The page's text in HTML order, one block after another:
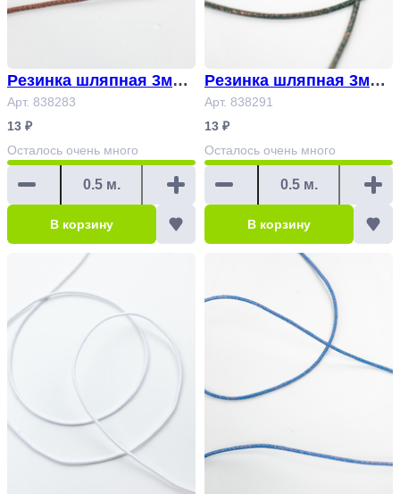
Резинка шляпная 3мм
с люрексом коричневы
й Арт.838283
Арт. 838283
13 ₽
Осталось очень много
В корзину
Резинка шляпная 3мм
с люрексом темно-зеле
ный, бронзовый Арт.83
8291
Арт. 838291
13 ₽
Осталось очень много
В корзину